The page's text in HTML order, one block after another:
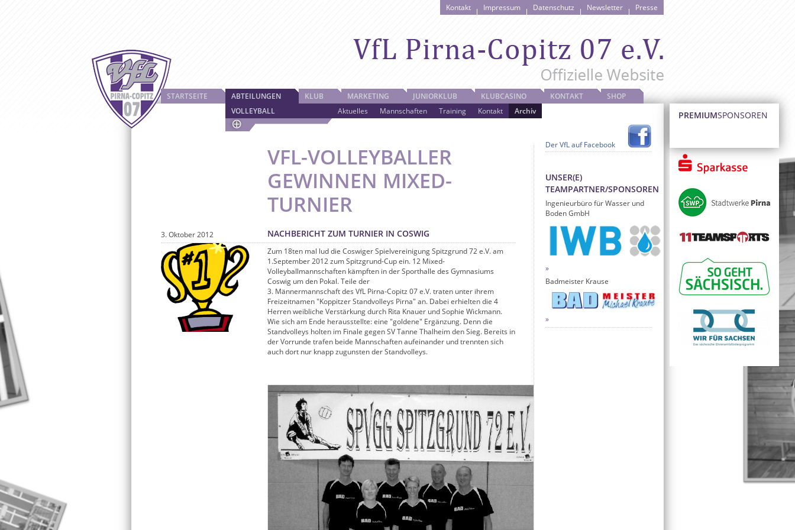
Kontakt Impressum Datenschutz Newsletter Presse
STARTSEITE
ABTEILUNGEN
VOLLEYBALL
Aktuelles Mannschaften Training Kontakt Archiv
KLUB MARKETING JUNIORKLUB KLUBCASINO KONTAKT SHOP
Der VfL auf Facebook
PREMIUMSPONSOREN
VFL-VOLLEYBALLER
GEWINNEN MIXED-
TURNIER
NACHBERICHT ZUM TURNIER IN COSWIG
3. Oktober 2012
Zum 18ten mal lud die Coswiger Spielvereinigung Spitzgrund 72 e.V. am
1.September 2012 zum Spitzgrund-Cup ein. 12 Mixed-
Volleyballmannschaften kämpften in der Sporthalle des Gymnasiums
Coswig um den Pokal. Teile der
3. Männermannschaft des VfL Pirna-Copitz 07 e.V. traten unter ihrem
Freizeitnamen "Koppitzer Standvolleys Pirna" an. Dabei erhielten die 4
Herren weibliche Verstärkung durch Rita Knauer und Sophie Wickmann.
Wie sich am Ende herausstellte: eine "goldene" Ergänzung. Denn die
Standvolleys holten im Finale gegen SV Tanne Thalheim den Sieg. Bereits in
der Vorrunde trafen beide Mannschaften aufeinander und trennten sich
auch dort nur knapp zugunsten der Standvolleys.
UNSER(E)
TEAMPARTNER/SPONSOREN
Ingenieurbüro für Wasser und
Boden GmbH
Badmeister Krause